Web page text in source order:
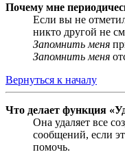
Почему мне
Если вы не
никто другой не
Запомнить меня
Запомнить меня
Вернуться к началу
Что делает функция
Она удаляет все
сообщений, если
помочь.